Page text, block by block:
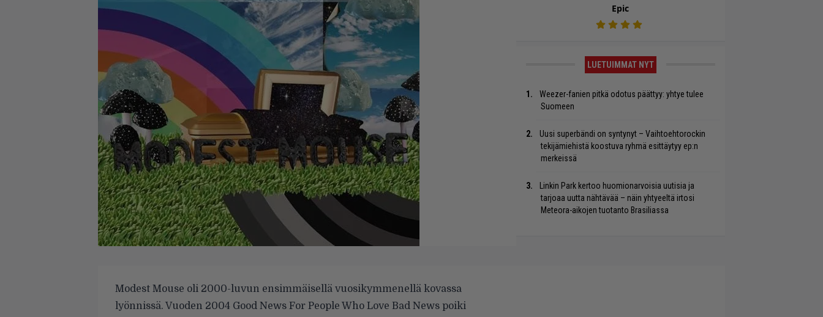
Epic
LUETUIMMAT NYT
Weezer-fanien pitkä odotus päättyy: yhtye tulee
Suomeen
Uusi superbändi on syntynyt – Vaihtoehtorockin
tekijämiehistä koostuva ryhmä esittäytyy ep:n
merkeissä
Linkin Park kertoo huomionarvoisia uutisia ja
tarjoaa uutta nähtävää – näin yhtyeeltä irtosi
Meteora-aikojen tuotanto Brasiliassa
Modest Mouse oli 2000-luvun ensimmäisellä vuosikymmenellä kovassa
lyönnissä. Vuoden 2004 Good News For People Who Love Bad News poiki